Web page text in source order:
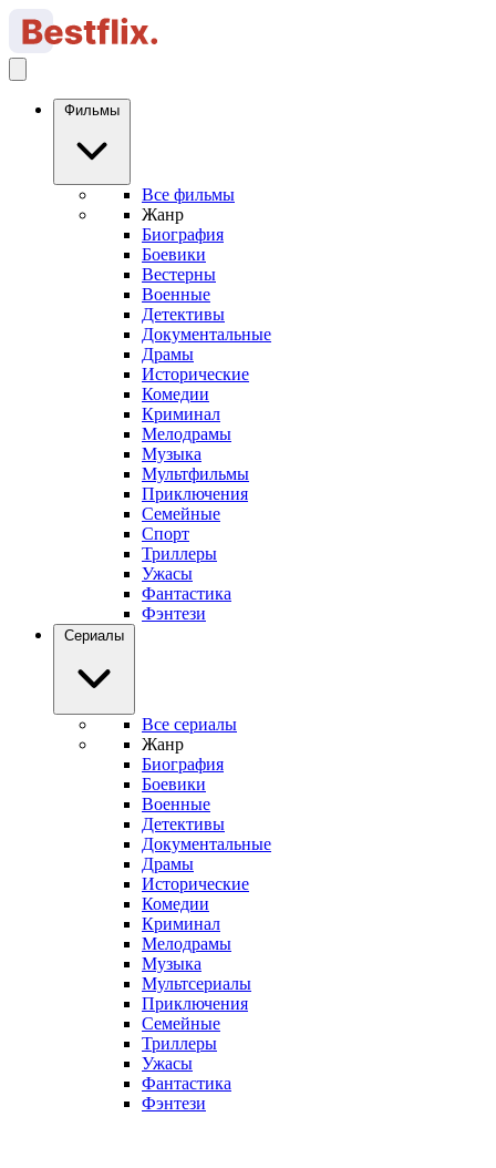
Фильмы
Все фильмы
Жанр
Биография
Боевики
Вестерны
Военные
Детективы
Документальные
Драмы
Исторические
Комедии
Криминал
Мелодрамы
Музыка
Мультфильмы
Приключения
Семейные
Спорт
Триллеры
Ужасы
Фантастика
Фэнтези
Сериалы
Все сериалы
Жанр
Биография
Боевики
Военные
Детективы
Документальные
Драмы
Исторические
Комедии
Криминал
Мелодрамы
Музыка
Мультсериалы
Приключения
Семейные
Триллеры
Ужасы
Фантастика
Фэнтези